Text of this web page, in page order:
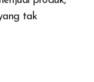
tak